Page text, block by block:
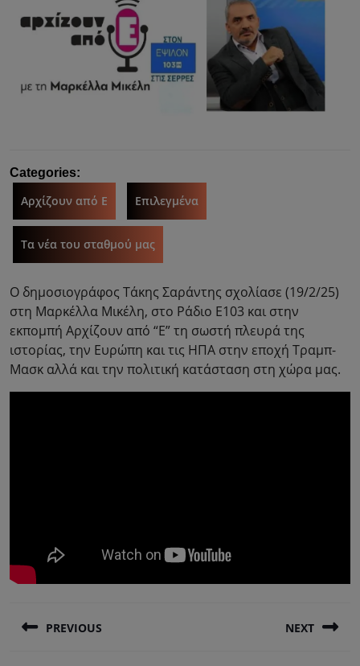
Categories:
Αρχίζουν από Ε Επιλεγμένα
Τα νέα του σταθμού μας
Ο δημοσιογράφος Τάκης Σαράντης σχολίασε (19/2/25)
στη Μαρκέλλα Μικέλη, στο Ράδιο Ε103 και στην
εκπομπή Αρχίζουν από “Ε” τη σωστή πλευρά της
ιστορίας, την Ευρώπη και τις ΗΠΑ στην εποχή Τραμπ-
Μασκ αλλά και την πολιτική κατάσταση στη χώρα μας.
άρθρων
PREVIOUS NEXT